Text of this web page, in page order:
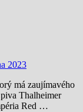
2023
má zaujímavého
Thalheimer
Red …